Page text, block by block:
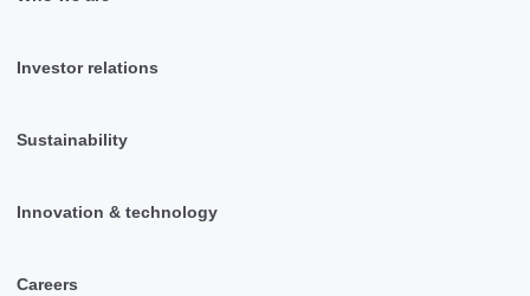
Investor relations
Sustainability
Innovation & technology
Careers